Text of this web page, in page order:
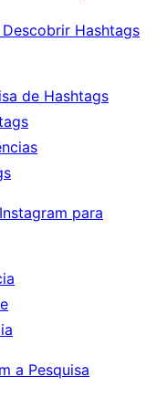
Hashtags
de Hashtags
para
a Pesquisa